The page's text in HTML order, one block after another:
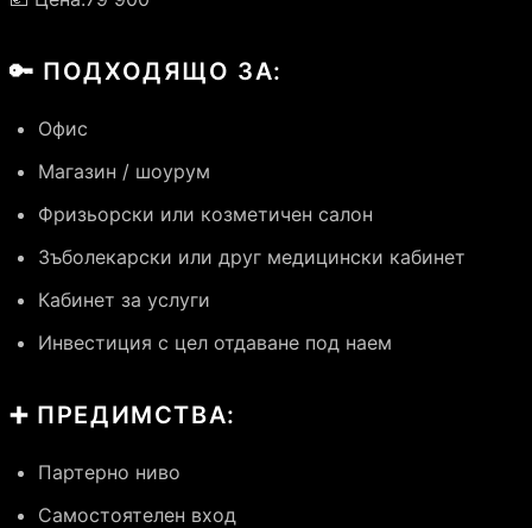
🔑 ПОДХОДЯЩО ЗА:
Офис
Магазин / шоурум
Фризьорски или козметичен салон
Зъболекарски или друг медицински кабинет
Кабинет за услуги
Инвестиция с цел отдаване под наем
➕ ПРЕДИМСТВА:
Партерно ниво
Самостоятелен вход